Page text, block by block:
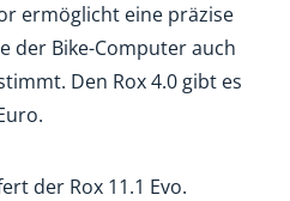
ermöglicht eine präzise
der Bike-Computer auch
Den Rox 4.0 gibt es
der Rox 11.1 Evo.